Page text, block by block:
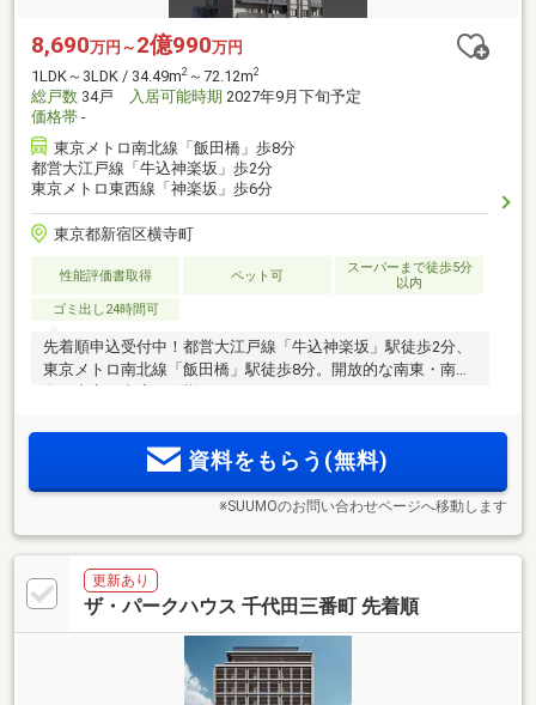
8,690万円～ 2億990万円
1LDK～3LDK / 34.49m2 ～72.12m2
総戸数 34戸 入居可能時期 2027年9月下旬予定
価格帯 -
東京メトロ南北線「飯田橋」歩8分
都営大江戸線「牛込神楽坂」歩2分
東京メトロ東西線「神楽坂」歩6分
東京都新宿区横寺町
性能評価書取得 ペット可
スーパーまで徒歩5分
以内
ゴミ出し24時間可
先着順申込受付中！都営大江戸線「牛込神楽坂」駅徒歩2分、
東京メトロ南北線「飯田橋」駅徒歩8分。開放的な南東・南西
資料をもらう(無料)
※SUUMOのお問い合わせページへ移動します
更新あり
ザ・パークハウス 千代田三番町 先着順